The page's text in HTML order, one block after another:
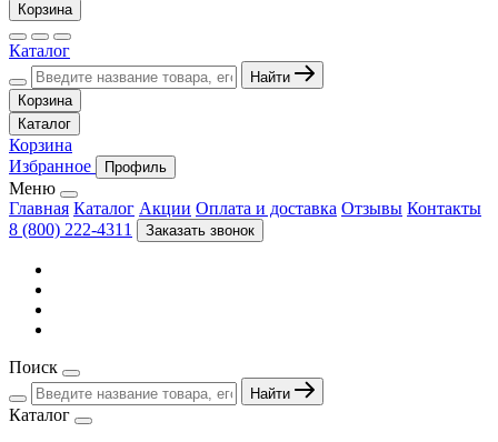
Корзина
Каталог
Найти
Корзина
Каталог
Корзина
Избранное
Профиль
Меню
Главная Каталог Акции Оплата и доставка Отзывы Контакты
8 (800) 222-4311
Заказать звонок
Поиск
Найти
Каталог